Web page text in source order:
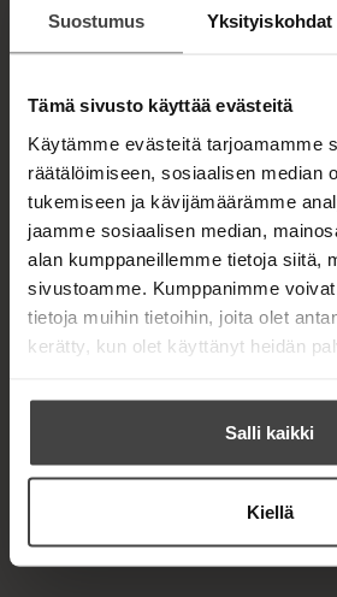
Suostumus Yksityiskohdat
Tämä sivusto käyttää evästeitä
Käytämme evästeitä tarjoamamme
räätälöimiseen, sosiaalisen median
tukemiseen ja kävijämäärämme
jaamme sosiaalisen median,
alan kumppaneillemme tietoja siitä,
sivustoamme. Kumppanimme
tietoja muihin tietoihin, joita olet
kerätty, kun olet käyttänyt heidän
Salli kaikki
Kiellä
Minna
Oulasmaa,
Sexfullness
ISBN
235x
px